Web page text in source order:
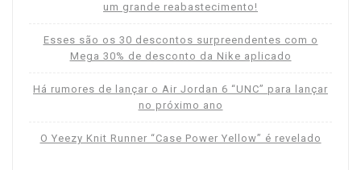
um grande reabastecimento!
Esses são os 30 descontos surpreendentes com o
Mega 30% de desconto da Nike aplicado
Há rumores de lançar o Air Jordan 6 “UNC” para lançar
no próximo ano
O Yeezy Knit Runner “Case Power Yellow” é revelado